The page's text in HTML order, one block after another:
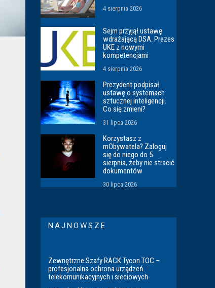
4 sierpnia 2026
Sejm przyjął ustawę
wdrażającą DSA. Prezes
UKE z nowymi
kompetencjami
4 sierpnia 2026
Prezydent podpisał
ustawę o systemach
sztucznej inteligencji.
Co się zmieni?
31 lipca 2026
Korzystasz z
mObywatela? Zaloguj
się do niego do 5
sierpnia, żeby nie stracić
dokumentów
30 lipca 2026
NAJNOWSZE
Zewnętrzne Szafy RACK Tycon TOC –
profesjonalna ochrona urządzeń
telekomunikacyjnych i sieciowych